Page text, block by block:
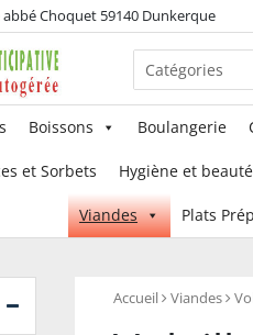
abbé Choquet 59140 Dunkerque
et
Boissons Boulangerie
et Sorbets Hygiène et beauté
Viandes Plats
Accueil Viandes